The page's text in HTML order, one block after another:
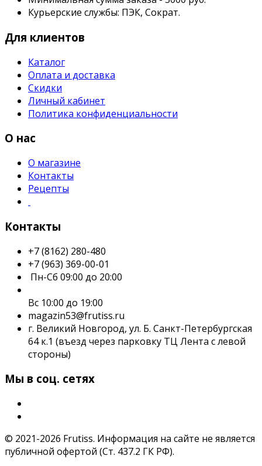
Курьерские службы: ПЭК, Сократ.
Для клиентов
Каталог
Оплата и доставка
Скидки
Личный кабинет
Политика конфиденциальности
О нас
О магазине
Контакты
Рецепты
Контакты
+7 (8162) 280-480
+7 (963) 369-00-01
Пн-Сб 09:00 до 20:00
Вс 10:00 до 19:00
magazin53@frutiss.ru
г. Великий Новгород, ул. Б. Санкт-Петербургская
64 к.1 (въезд через парковку ТЦ Лента с левой
стороны)
Мы в соц. сетях
© 2021-2026 Frutiss. Информация на сайте не является
публичной офертой (Ст. 437.2 ГК РФ).